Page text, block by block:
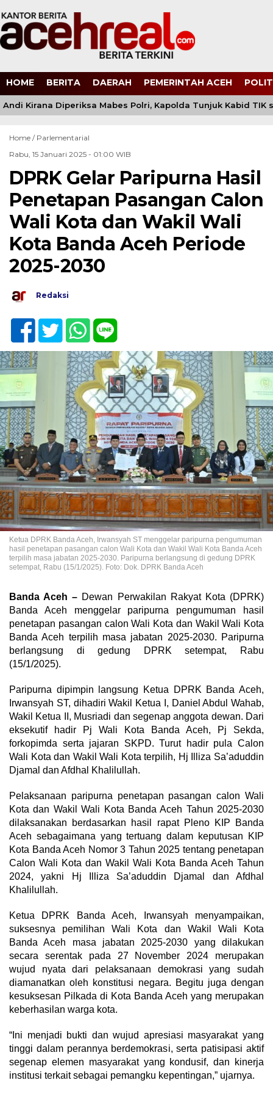
HOME BERITA DAERAH PEMERINTAH ACEH
Kirana Diperiksa Mabes Polri, Kapolda Tunjuk Kabid TIK
Home / Parlementarial
Rabu, 15 Januari 2025 - 01:00 WIB
DPRK Gelar Paripurna Hasil
Penetapan Pasangan Calon
Wali Kota dan Wakil Wali
Kota Banda Aceh Periode
2025-2030
Redaksi
Ketua DPRK Banda Aceh, Irwansyah ST menggelar paripurna pengumuman
hasil penetapan pasangan calon Wali Kota dan Wakil Wali Kota Banda Aceh
terpilih masa jabatan 2025-2030. Paripurna berlangsung di gedung DPRK
setempat, Rabu (15/1/2025). Foto: Dok. DPRK Banda Aceh
Banda Aceh – Dewan Perwakilan Rakyat Kota (DPRK)
Banda Aceh menggelar paripurna pengumuman hasil
penetapan pasangan calon Wali Kota dan Wakil Wali Kota
Banda Aceh terpilih masa jabatan 2025-2030. Paripurna
berlangsung di gedung DPRK setempat, Rabu
(15/1/2025).
Paripurna dipimpin langsung Ketua DPRK Banda Aceh,
Irwansyah ST, dihadiri Wakil Ketua I, Daniel Abdul Wahab,
Wakil Ketua II, Musriadi dan segenap anggota dewan. Dari
eksekutif hadir Pj Wali Kota Banda Aceh, Pj Sekda,
forkopimda serta jajaran SKPD. Turut hadir pula Calon
Wali Kota dan Wakil Wali Kota terpilih, Hj Illiza Sa’aduddin
Djamal dan Afdhal Khalilullah.
Pelaksanaan paripurna penetapan pasangan calon Wali
Kota dan Wakil Wali Kota Banda Aceh Tahun 2025-2030
dilaksanakan berdasarkan hasil rapat Pleno KIP Banda
Aceh sebagaimana yang tertuang dalam keputusan KIP
Kota Banda Aceh Nomor 3 Tahun 2025 tentang penetapan
Calon Wali Kota dan Wakil Wali Kota Banda Aceh Tahun
2024, yakni Hj Illiza Sa’aduddin Djamal dan Afdhal
Khalilullah.
Ketua DPRK Banda Aceh, Irwansyah menyampaikan,
suksesnya pemilihan Wali Kota dan Wakil Wali Kota
Banda Aceh masa jabatan 2025-2030 yang dilakukan
secara serentak pada 27 November 2024 merupakan
wujud nyata dari pelaksanaan demokrasi yang sudah
diamanatkan oleh konstitusi negara. Begitu juga dengan
kesuksesan Pilkada di Kota Banda Aceh yang merupakan
keberhasilan warga kota.
“Ini menjadi bukti dan wujud apresiasi masyarakat yang
tinggi dalam perannya berdemokrasi, serta patisipasi aktif
segenap elemen masyarakat yang kondusif, dan kinerja
institusi terkait sebagai pemangku kepentingan,” ujarnya.